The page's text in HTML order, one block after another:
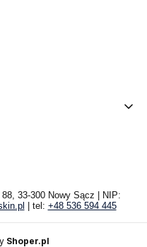
33-300 Nowy Sącz | NIP:
| tel: +48 536 594 445
Shoper.pl